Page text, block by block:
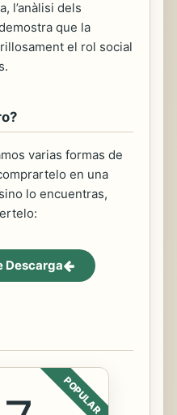
l’anàlisi dels
que la
el rol social
varias formas de
en una
lo encuentras,
Descarga
POPULAR